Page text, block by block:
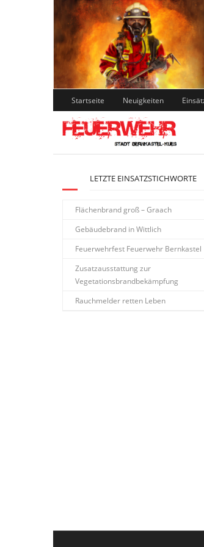
Skip
to
content
Startseite Neuigkeiten
LETZTE EINSATZSTICHWORTE
Flächenbrand groß – Graach
Gebäudebrand in Wittlich
Feuerwehrfest Feuerwehr Bernkastel
Zusatzausstattung zur
Vegetationsbrandbekämpfung
Rauchmelder retten Leben